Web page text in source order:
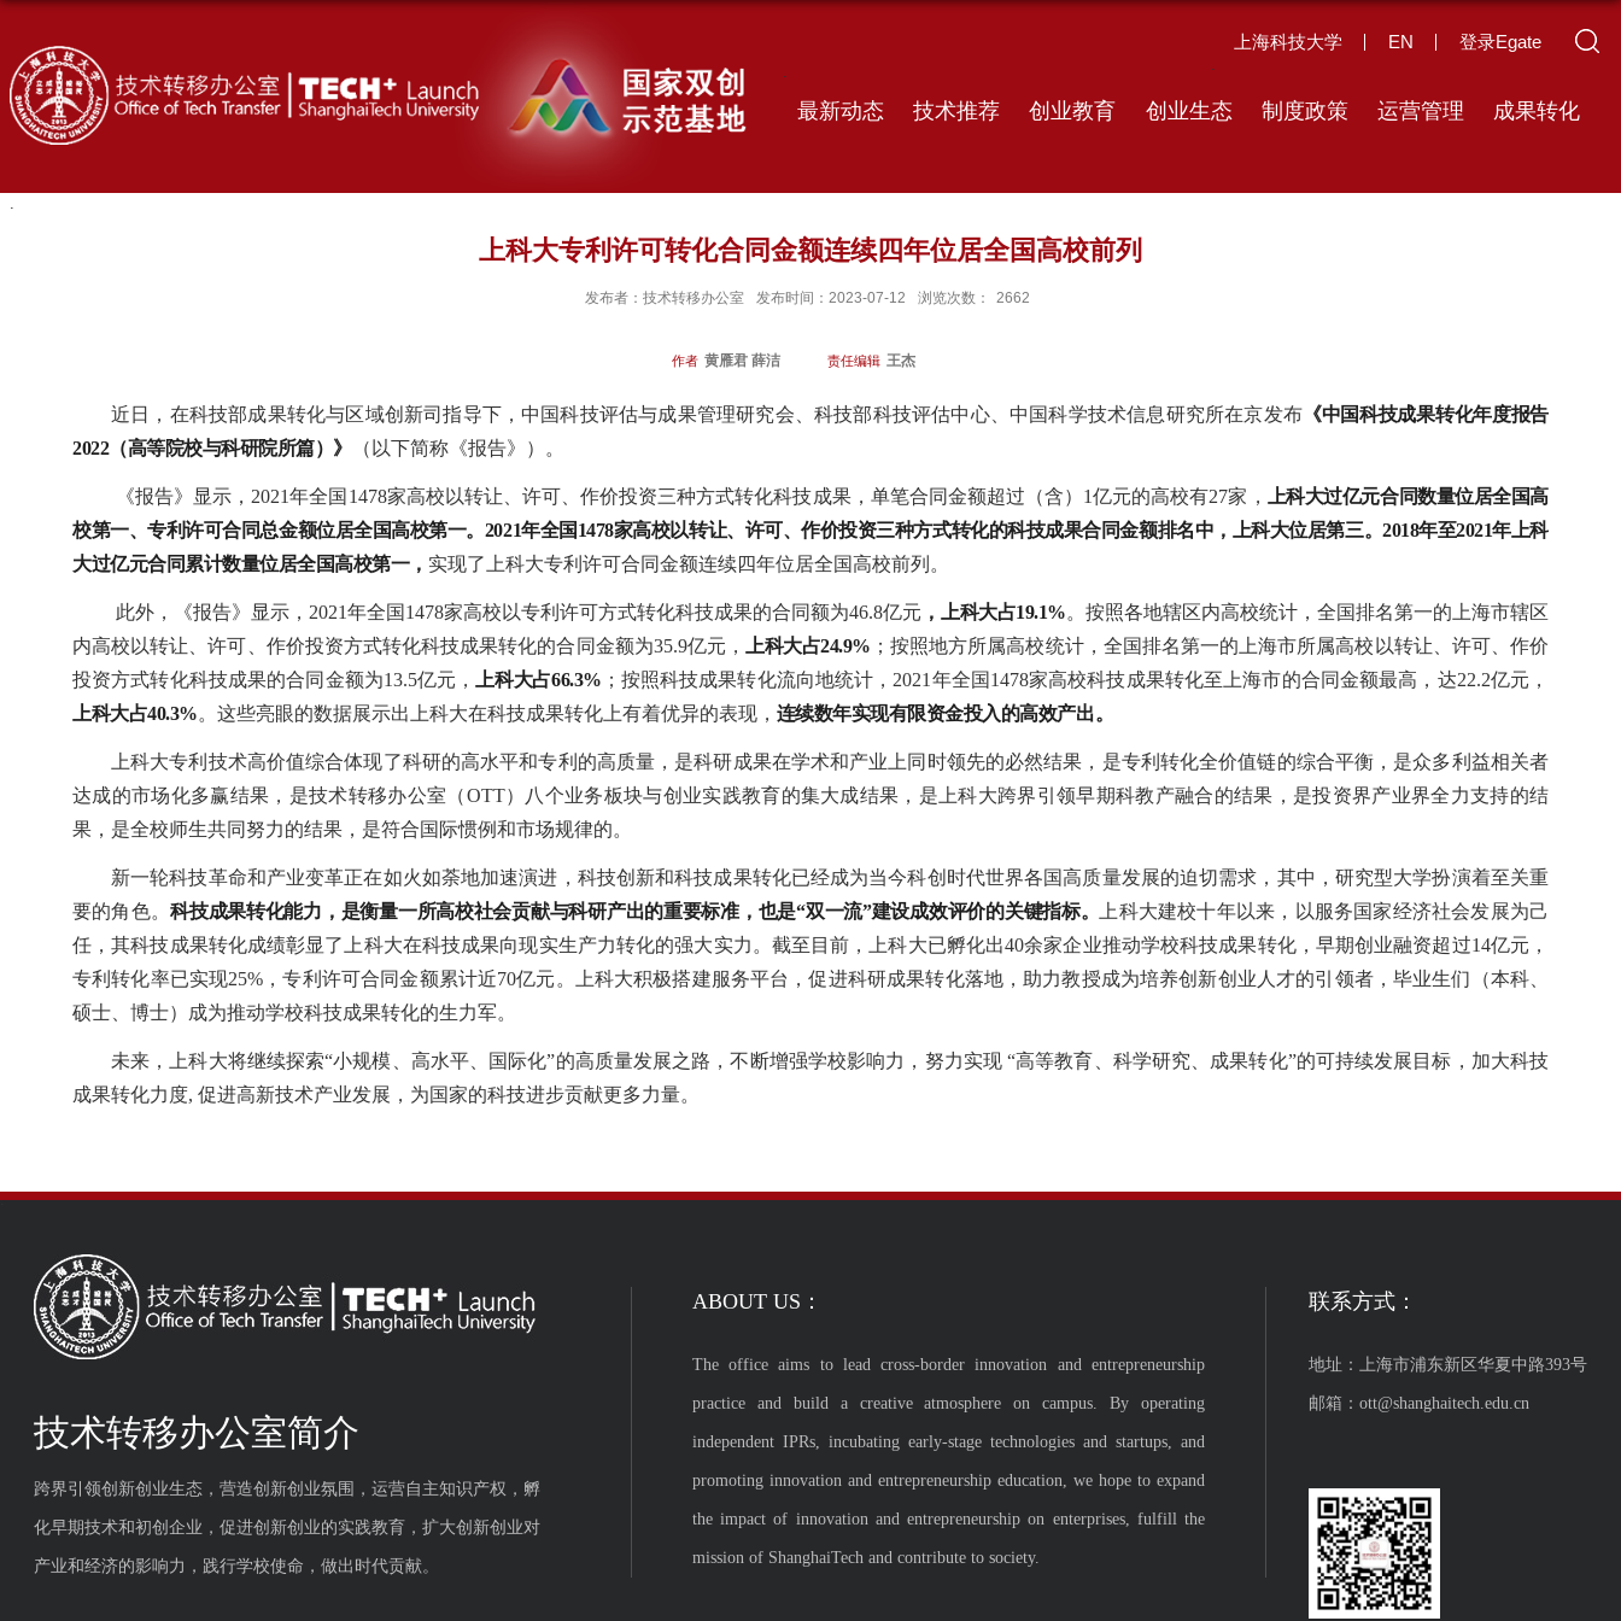
上海科技大学 EN 登录Egate
最新动态 技术推荐 创业教育 创业生态 制度政策 运营管理 成果转化
上科大专利许可转化合同金额连续四年位居全国高校前列
发布者：技术转移办公室 发布时间：2023-07-12 浏览次数： 2662
作者 黄雁君 薛洁 责任编辑 王杰
近日，在科技部成果转化与区域创新司指导下，中国科技评估与成果管理研究会、科技部科技评估中心、中国科学技术信息研究所在京发布《中国科技成果转化年度报告
2022（高等院校与科研院所篇）》
（以下简称《报告》）。
《报告》显示，2021年全国1478家高校以转让、许可、作价投资三种方式转化科技成果，单笔合同金额超过（含）1亿元的高校有27家，
上科大过亿元合同数量位居全国高
校第一、专利许可合同总金额位居全国高校第一。2021年全国1478家高校以转让、许可、作价投资三种方式转化的科技成果合同金额排名中，上科大位居第三。2018年至2021年上科
大过亿元合同累计数量位居全国高校第一， 实现了上科大专利许可合同金额连续四年位居全国高校前列。
此外，《报告》显示，2021年全国1478家高校以专利许可方式转化科技成果的合同额为46.8亿元 ，上科大占19.1%。按照各地辖区内高校统计，全国排名第一的上海市辖区
内高校以转让、许可、作价投资方式转化科技成果转化的合同金额为35.9亿元，
上科大占24.9% ；按照地方所属高校统计，全国排名第一的上海市所属高校以转让、许可、作价
投资方式转化科技成果的合同金额为13.5亿元，
上科大占66.3% ；按照科技成果转化流向地统计，2021年全国1478家高校科技成果转化至上海市的合同金额最高，达22.2亿元，
上科大占40.3%。这些亮眼的数据展示出上科大在科技成果转化上有着优异的表现， 连续数年实现有限资金投入的高效产出。
上科大专利技术高价值综合体现了科研的高水平和专利的高质量，是科研成果在学术和产业上同时领先的必然结果，是专利转化全价值链的综合平衡，是众多利益相关者
达成的市场化多赢结果，是技术转移办公室（OTT）八个业务板块与创业实践教育的集大成结果，是上科大跨界引领早期科教产融合的结果，是投资界产业界全力支持的结
果，是全校师生共同努力的结果，是符合国际惯例和市场规律的。
新一轮科技革命和产业变革正在如火如荼地加速演进，科技创新和科技成果转化已经成为当今科创时代世界各国高质量发展的迫切需求，其中，研究型大学扮演着至关重
要的角色。科技成果转化能力，是衡量一所高校社会贡献与科研产出的重要标准，也是“双一流”建设成效评价的关键指标。
上科大建校十年以来，以服务国家经济社会发展为己
任，其科技成果转化成绩彰显了上科大在科技成果向现实生产力转化的强大实力。截至目前，上科大已孵化出40余家企业推动学校科技成果转化，早期创业融资超过14亿元，
专利转化率已实现25%，专利许可合同金额累计近70亿元。上科大积极搭建服务平台，促进科研成果转化落地，助力教授成为培养创新创业人才的引领者，毕业生们（本科、
硕士、博士）成为推动学校科技成果转化的生力军。
未来，上科大将继续探索“小规模、高水平、国际化”的高质量发展之路，不断增强学校影响力，努力实现 “高等教育、科学研究、成果转化”的可持续发展目标，加大科技
成果转化力度, 促进高新技术产业发展，为国家的科技进步贡献更多力量。
技术转移办公室简介
跨界引领创新创业生态，营造创新创业氛围，运营自主知识产权，孵
化早期技术和初创企业，促进创新创业的实践教育，扩大创新创业对
产业和经济的影响力，践行学校使命，做出时代贡献。
ABOUT US：
The office aims to lead cross-border innovation and entrepreneurship
practice and build a creative atmosphere on campus. By operating
independent IPRs, incubating early-stage technologies and startups, and
promoting innovation and entrepreneurship education, we hope to expand
the impact of innovation and entrepreneurship on enterprises, fulfill the
mission of ShanghaiTech and contribute to society.
联系方式：
地址：上海市浦东新区华夏中路393号
邮箱：ott@shanghaitech.edu.cn